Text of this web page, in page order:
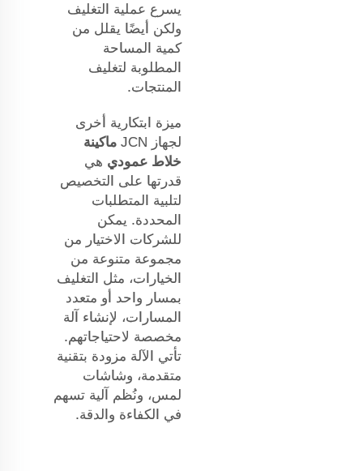
يسرع عملية التغليف
ولكن أيضًا يقلل من
كمية المساحة
المطلوبة لتغليف
المنتجات.
ميزة ابتكارية أخرى
لجهاز JCN
ماكينة
خلاط عمودي هي
قدرتها على التخصيص
لتلبية المتطلبات
المحددة. يمكن
للشركات الاختيار من
مجموعة متنوعة من
الخيارات، مثل التغليف
بمسار واحد أو متعدد
المسارات، لإنشاء آلة
مخصصة لاحتياجاتهم.
تأتي الآلة مزودة بتقنية
متقدمة، وشاشات
لمس، ونُظم آلية تسهم
في الكفاءة والدقة.